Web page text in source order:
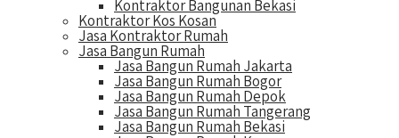
Kontraktor Bangunan Bekasi
Kontraktor Kos Kosan
Jasa Kontraktor Rumah
Jasa Bangun Rumah
Jasa Bangun Rumah Jakarta
Jasa Bangun Rumah Bogor
Jasa Bangun Rumah Depok
Jasa Bangun Rumah Tangerang
Jasa Bangun Rumah Bekasi